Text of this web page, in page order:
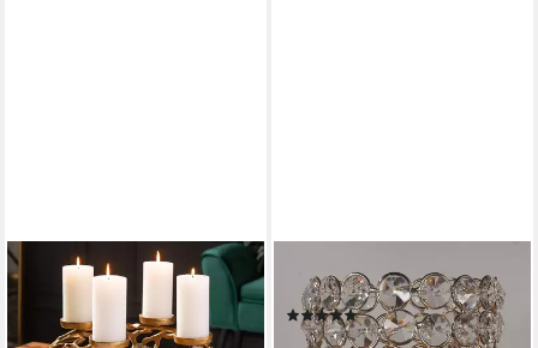
Kerzenständer Kristall
(14)
44,90 €